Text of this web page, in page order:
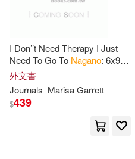
I Don’’t Need Therapy I Just
Need To Go To Nagano: 6x9"
Dot Bullet Travel Stamps
Notebook/Journal Funny Gift
Idea For
外文書
Journals Marisa Garrett
$439